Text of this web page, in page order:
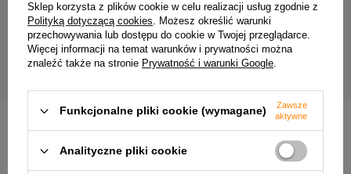
Kolumna Candellux 78-00255 Vesuvio 3
136,99 zł
Kinkiet Vitoria klasyczny
sypialni nad łóżko
103,99 zł
Sklep korzysta z plików cookie w celu realizacji usług zgodnie z
Polityką dotyczącą cookies. Możesz określić warunki
przechowywania lub dostępu do cookie w Twojej przeglądarce.
Więcej informacji na temat warunków i prywatności można
znaleźć także na stronie Prywatność i warunki Google.
Funkcjonalne pliki cookie (wymagane)
Zawsze
aktywne
Analityczne pliki cookie